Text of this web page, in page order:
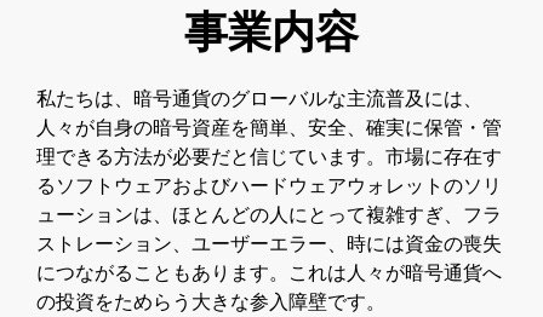
事業内容
私たちは、暗号通貨のグローバルな主流普及には、
人々が自身の暗号資産を簡単、安全、確実に保管・管
理できる方法が必要だと信じています。市場に存在す
るソフトウェアおよびハードウェアウォレットのソリ
ューションは、ほとんどの人にとって複雑すぎ、フラ
ストレーション、ユーザーエラー、時には資金の喪失
につながることもあります。これは人々が暗号通貨へ
の投資をためらう大きな参入障壁です。